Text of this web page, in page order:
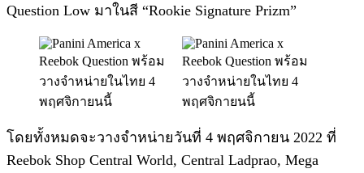
Question Low มาในสี “Rookie Signature Prizm”
โดยทั้งหมดจะวางจำหน่ายวันที่ 4 พฤศจิกายน 2022 ที่
Reebok Shop Central World, Central Ladprao, Mega